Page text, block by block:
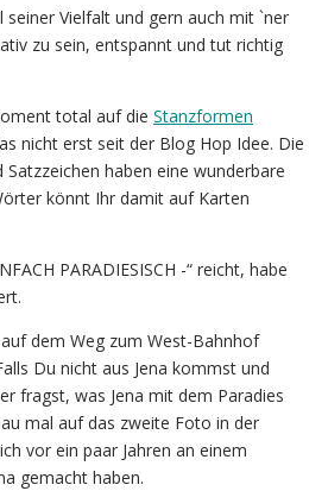
seiner Vielfalt und gern auch mit `ner
zu sein, entspannt und tut richtig
total auf die Stanzformen
nicht erst seit der Blog Hop Idee. Die
haben eine wunderbare
könnt Ihr damit auf Karten
PARADIESISCH -“ reicht, habe
dem Weg zum West-Bahnhof
Du nicht aus Jena kommst und
fragst, was Jena mit dem Paradies
mal auf das zweite Foto in der
vor ein paar Jahren an einem
gemacht haben.